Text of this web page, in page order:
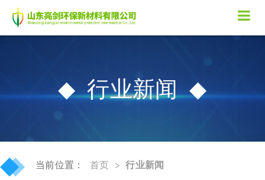
行业新闻
◆
◆ 当前位置： 首页 > 行业新闻